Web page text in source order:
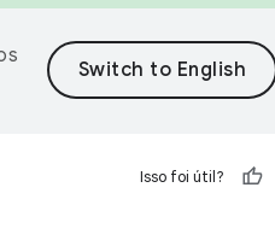
Isso foi útil?